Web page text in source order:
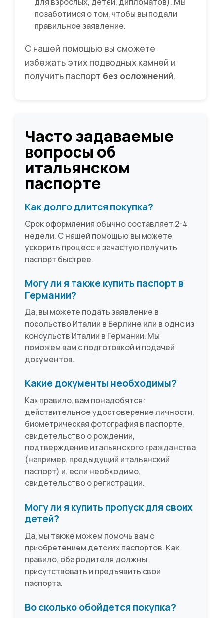
позаботимся о том, чтобы вы подали
правильное заявление.
С нашей помощью вы сможете
избежать этих подводных камней и
получить паспорт без осложнений.
Часто задаваемые
вопросы об
итальянском
паспорте
Как долго длится покупка?
Срок оформления обычно составляет 2-4
недели. С нашей помощью вы можете
ускорить процесс и зачастую получить
паспорт быстрее.
Могу ли я также купить паспорт в
Германии?
Да, вы можете подать заявление в
посольство Италии в Берлине или в одно из
консульств Италии в Германии. Мы
поможем вам с подготовкой и подачей
документов.
Какие документы необходимы?
Как правило, вам понадобятся:
действительное удостоверение личности,
биометрическая фотография в паспорте,
свидетельство о рождении,
подтверждение итальянского гражданства
(например, предыдущий итальянский
паспорт) и, если необходимо,
свидетельство о регистрации.
Могу ли я купить пропуск для своих
детей?
Да, мы также можем помочь вам с
приобретением детских паспортов. Как
правило, оба родителя должны
присутствовать и предъявить свои
паспорта.
Во сколько обойдется покупка?